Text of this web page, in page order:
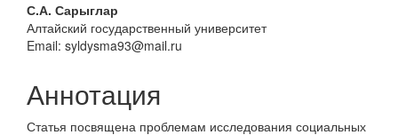
С.А. Сарыглар
Алтайский государственный университет
Email: syldysma93@mail.ru
Аннотация
Статья посвящена проблемам исследования социальных